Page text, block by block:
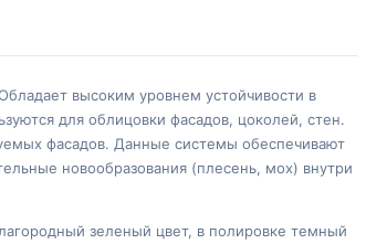
высоким уровнем устойчивости в
для облицовки фасадов, цоколей, стен.
фасадов. Данные системы обеспечивают
новообразования (плесень, мох) внутри
зеленый цвет, в полировке темный